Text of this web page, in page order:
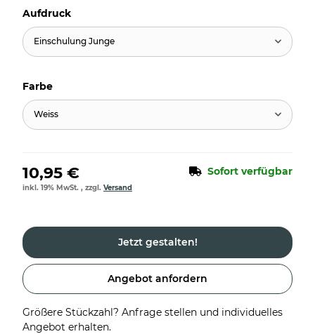
Aufdruck
Einschulung Junge
Farbe
Weiss
10,95 € Sofort verfügbar
inkl. 19% MwSt. , zzgl. Versand
Jetzt gestalten!
Angebot anfordern
Größere Stückzahl? Anfrage stellen und individuelles
Angebot erhalten.